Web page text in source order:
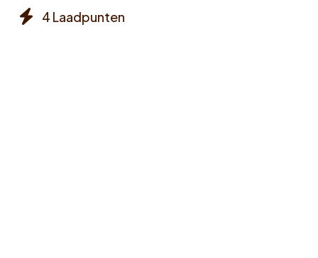
times4 Laadpunten